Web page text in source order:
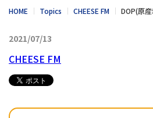
HOME Topics CHEESE FM DOP(原
2021/07/13
CHEESE FM